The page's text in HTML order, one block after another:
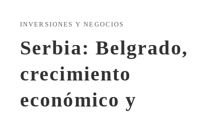
INVERSIONES Y NEGOCIOS
Serbia: Belgrado,
crecimiento
económico y